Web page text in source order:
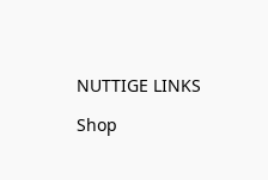
NUTTIGE LINKS
Shop